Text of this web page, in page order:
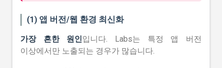
(1) 앱 버전/웹 환경 최신화
가장 흔한 원인입니다. Labs는 특정 앱 버전
이상에서만 노출되는 경우가 많습니다.